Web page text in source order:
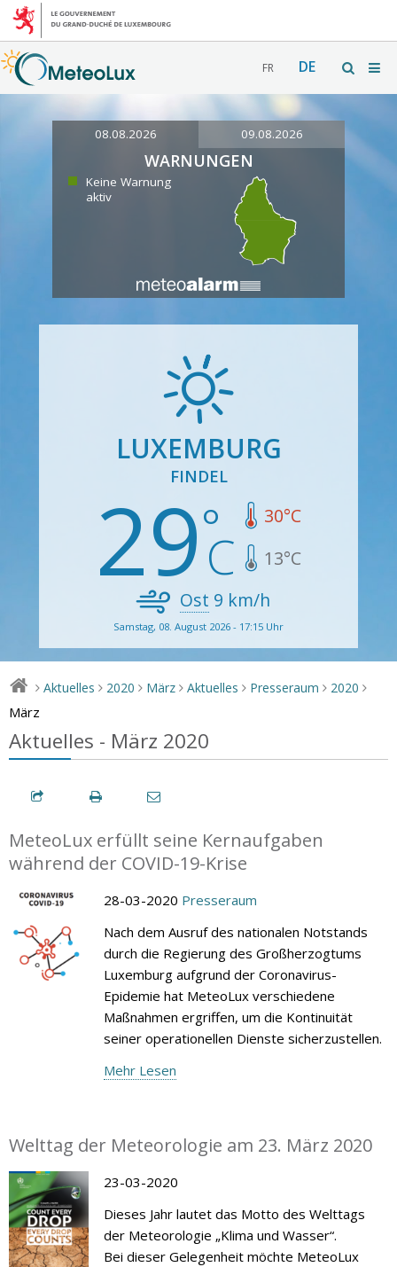
FR DE
08.08.2026 09.08.2026
WARNUNGEN
Keine Warnung
aktiv
LUXEMBURG
FINDEL
29 30°C
13°C
Ost 9 km/h
Samstag, 08. August 2026 - 17:15 Uhr
> Aktuelles > 2020 > März > Aktuelles > Presseraum > 2020 >
März
Aktuelles - März 2020
MeteoLux erfüllt seine Kernaufgaben
während der COVID-19-Krise
28-03-2020 Presseraum
Nach dem Ausruf des nationalen Notstands
durch die Regierung des Großherzogtums
Luxemburg aufgrund der Coronavirus-
Epidemie hat MeteoLux verschiedene
Maßnahmen ergriffen, um die Kontinuität
seiner operationellen Dienste sicherzustellen.
Mehr Lesen
Welttag der Meteorologie am 23. März 2020
23-03-2020
Dieses Jahr lautet das Motto des Welttags
der Meteorologie „Klima und Wasser“.
Bei dieser Gelegenheit möchte MeteoLux